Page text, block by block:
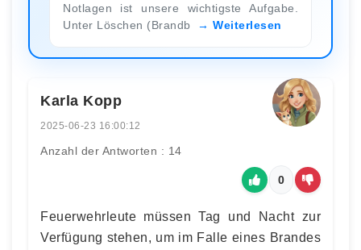
Notlagen ist unsere wichtigste Aufgabe.
Unter Löschen (Brandb
Weiterlesen
Karla Kopp
2025-06-23 16:00:12
Anzahl der Antworten : 14
0
Feuerwehrleute müssen Tag und Nacht zur
Verfügung stehen, um im Falle eines Brandes